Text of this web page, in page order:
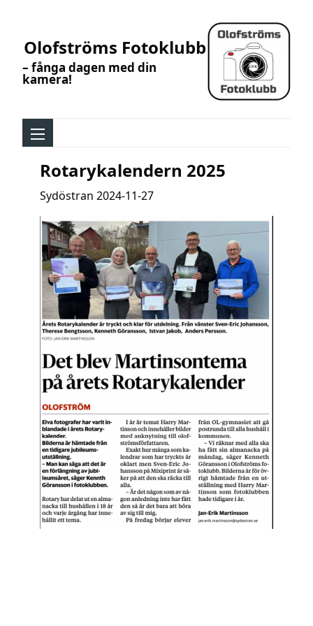
Olofströms Fotoklubb
– fånga dagen med din
kamera!
Rotarykalendern 2025
Sydöstran 2024-11-27